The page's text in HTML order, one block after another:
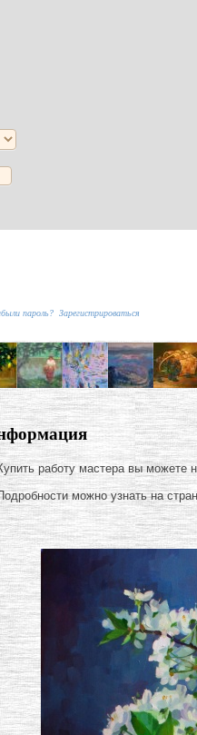
пароль? Зарегистрироваться
работу мастера вы можете
можно узнать на